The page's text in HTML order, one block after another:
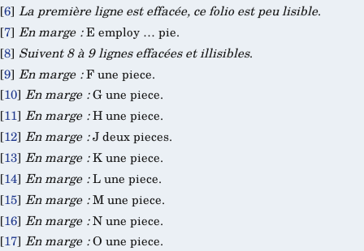
[6] La première ligne est effacée, ce folio est peu lisible.
[7] En marge :E employ … pie.
[8] Suivent 8 à 9 lignes effacées et illisibles.
[9] En marge :F une piece.
[10] En marge :G une piece.
[11] En marge :H une piece.
[12] En marge :J deux pieces.
[13] En marge :K une piece.
[14] En marge :L une piece.
[15] En marge :M une piece.
[16] En marge :N une piece.
[17] En marge :O une piece.